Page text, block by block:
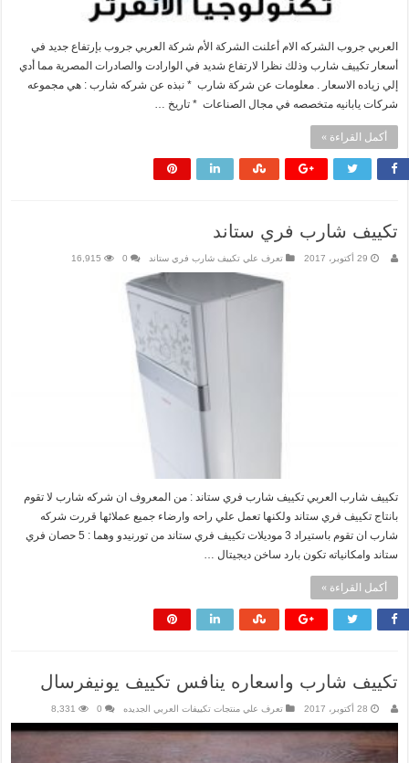
العربي جروب الشركه الام أعلنت الشركة الأم شركة العربي جروب بإرتفاع جديد في
أسعار تكييف شارب وذلك نظرا لارتفاع شديد في الوارادت والصادرات المصرية مما أدي
إلي زياده الاسعار . معلومات عن شركة شارب * نبذه عن شركه شارب : هي مجموعه
شركات يابانيه متخصصه في مجال الصناعات * تاريخ …
أكمل القراءة »
تكييف شارب فري ستاند
29 أكتوبر، 2017 تعرف علي تكييف شارب فري ستاند 0
16,915
تكييف شارب العربي تكييف شارب فري ستاند : من المعروف ان شركه شارب لا تقوم
بانتاج تكييف فري ستاند ولكنها تعمل علي راحه وارضاء جميع عملائها قررت شركه
شارب ان تقوم باستيراد 3 موديلات تكييف فري ستاند من تورنيدو وهما : 5 حصان فري
ستاند وامكانياته تكون بارد ساخن ديجيتال …
أكمل القراءة »
تكييف شارب واسعاره ينافس تكييف يونيفرسال
28 أكتوبر، 2017 تعرف علي منتجات تكييفات العربي الجديده 0
8,331